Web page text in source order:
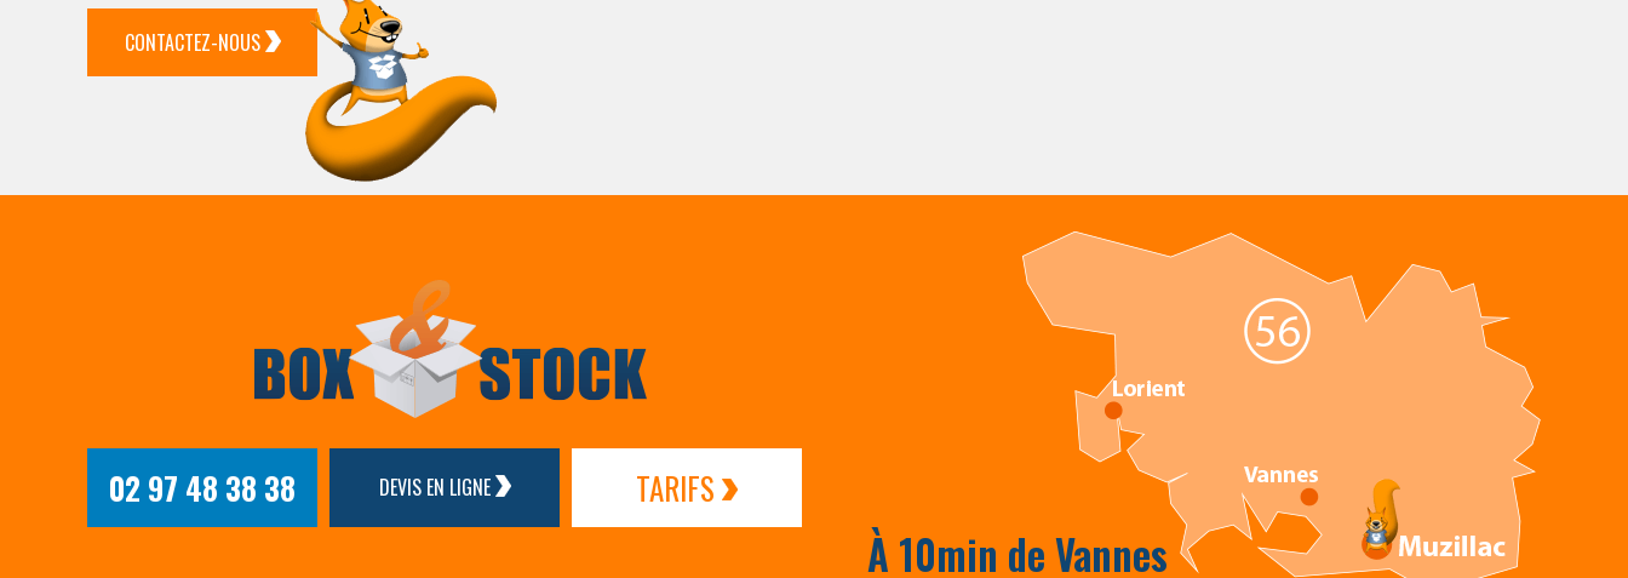
CONTACTEZ-NOUS
02 97 48 38 38 DEVIS EN LIGNE TARIFS
À 10min de Vannes